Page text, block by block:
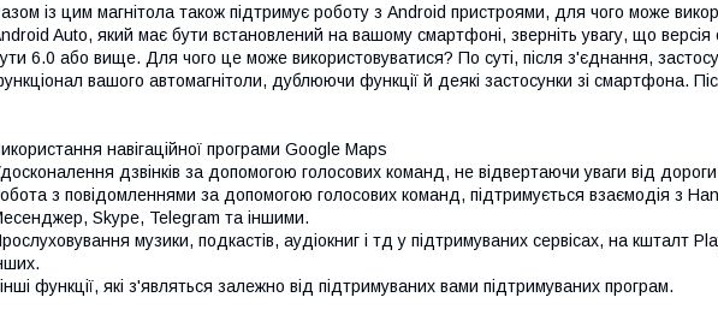
із цим магнітола також підтримує роботу з Android пристроями, для чого може
Auto, який має бути встановлений на вашому смартфоні, зверніть увагу, що версія
6.0 або вище. Для чого це може використовуватися? По суті, після з'єднання,
вашого автомагнітоли, дублюючи функції й деякі застосунки зі смартфона.
навігаційної програми Google Maps
дзвінків за допомогою голосових команд, не відвертаючи уваги від дороги
з повідомленнями за допомогою голосових команд, підтримується взаємодія з
Skype, Telegram та іншими.
музики, подкастів, аудіокниг і тд у підтримуваних сервісах, на кшталт
інші функції, які з'являться залежно від підтримуваних вами підтримуваних програм.